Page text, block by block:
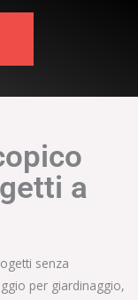
a
senza
per giardinaggio,